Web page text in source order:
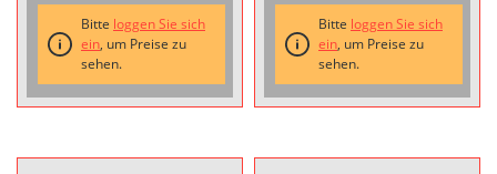
...
Bitte loggen Sie sich
ein, um Preise zu
sehen.
Bitte loggen Sie sich
ein, um Preise zu
sehen.